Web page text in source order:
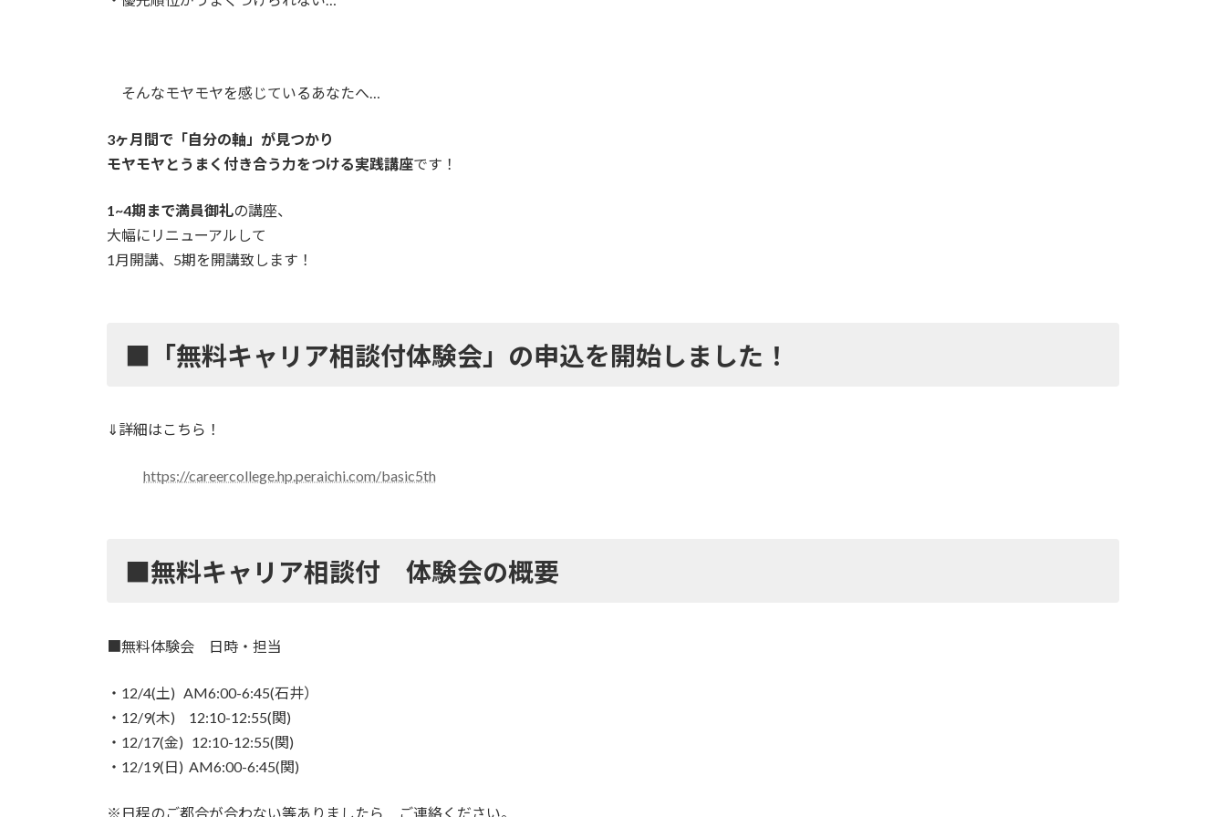
そんなモヤモヤを感じているあなたへ…
3ヶ月間で「自分の軸」が見つかり
モヤモヤとうまく付き合う力をつける実践講座です！
1~4期まで満員御礼の講座、
大幅にリニューアルして
1月開講、5期を開講致します！
■ 「無料キャリア相談付体験会」の申込を開始しました！
⇓詳細はこちら！
https://careercollege.hp.peraichi.com/basic5th
■無料キャリア相談付 体験会の概要
■無料体験会 日時・担当
・12/4(土) AM6:00-6:45(石井）
・12/9(木) 12:10-12:55(関)
・12/17(金) 12:10-12:55(関)
・12/19(日) AM6:00-6:45(関)
※日程のご都合が合わない等ありましたら ご連絡ください。